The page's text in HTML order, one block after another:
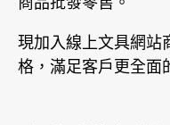
現加入線上文具網站
格，滿足客戶更全面